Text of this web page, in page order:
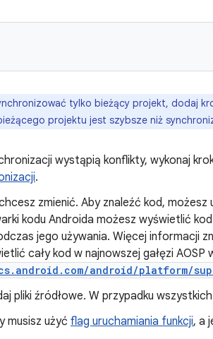
tylko bieżący projekt, dodaj
projektu jest szybsze niż
wystąpią konflikty, wykonaj
.
zmienić. Aby znaleźć kod, możesz
kodu Androida możesz wyświetlić
jego używania. Więcej informacji
cały kod w najnowszej gałęzi
android/platform/
pliki źródłowe. W przypadku
musisz użyć flag uruchamiania funkcji, a